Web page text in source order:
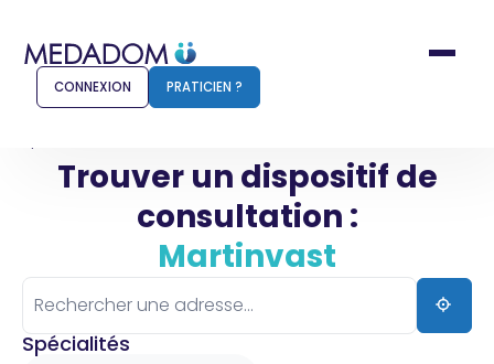
Comment ça marche ?
Pharmacien
CONNEXION PRATICIEN ?
Trouver un dispositif de
consultation :
Martinvast
Spécialités